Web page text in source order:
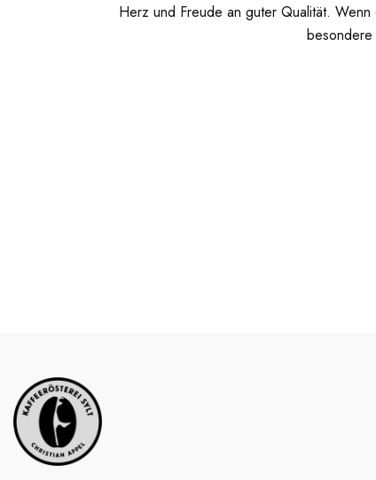
Herz und Freude an guter Qualität.
besondere